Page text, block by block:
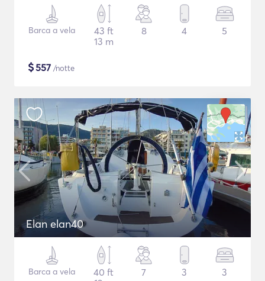
Barca a vela
43 ft
13 m
8 4 5
$557 /notte
Elan elan40
Barca a vela
40 ft
7 3 3